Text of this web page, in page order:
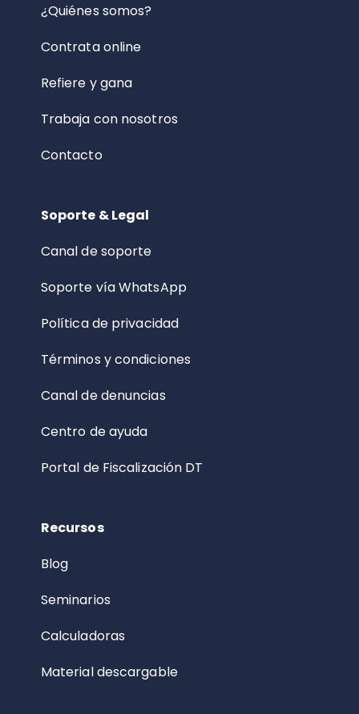
¿Quiénes somos?
Contrata online
Refiere y gana
Trabaja con nosotros
Contacto
Soporte & Legal
Canal de soporte
Soporte vía WhatsApp
Política de privacidad
Términos y condiciones
Canal de denuncias
Centro de ayuda
Portal de Fiscalización DT
Recursos
Blog
Seminarios
Calculadoras
Material descargable